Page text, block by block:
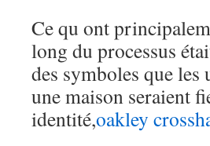
Ce qu ont
long du processus
des symboles que
une maison seraient
identité,oakley